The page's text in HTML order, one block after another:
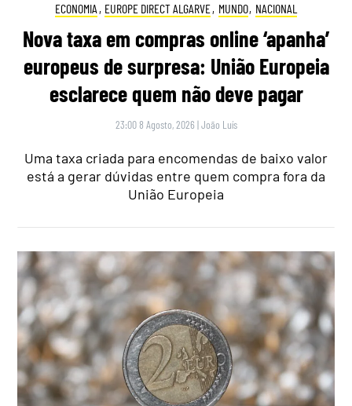
ECONOMIA , EUROPE DIRECT ALGARVE, MUNDO, NACIONAL
Nova taxa em compras online ‘apanha’
europeus de surpresa: União Europeia
esclarece quem não deve pagar
23:00 8 Agosto, 2026 |João Luís
Uma taxa criada para encomendas de baixo valor
está a gerar dúvidas entre quem compra fora da
União Europeia